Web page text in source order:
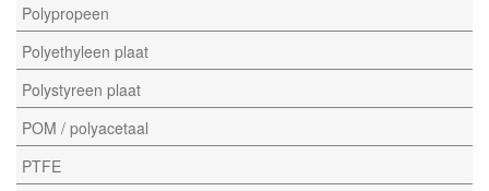
Polypropeen
Polyethyleen plaat
Polystyreen plaat
POM / polyacetaal
PTFE